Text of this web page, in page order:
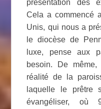
présentation des
Cela a commencé
Unis, qui nous a
le diocèse de
luxe, pense aux
besoin. De
réalité de la
laquelle le prêtre
évangéliser, où